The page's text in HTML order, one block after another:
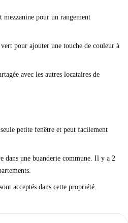
pour un rangement
pour ajouter une touche de couleur à
avec les autres locataires de
petite fenêtre et peut facilement
dans une buanderie commune. Il y a 2
sont acceptés dans cette propriété.